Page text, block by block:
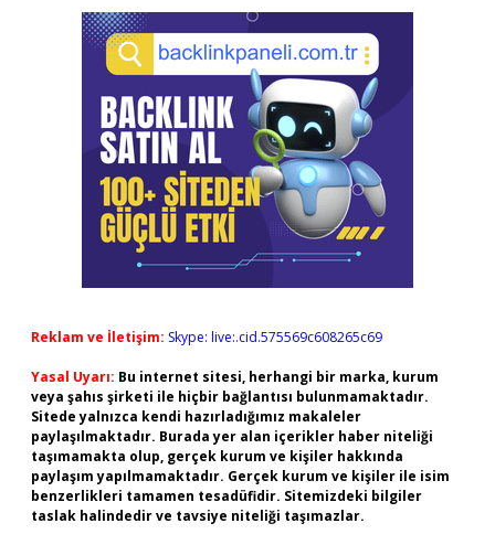
Reklam ve İletişim: Skype: live:.cid.575569c608265c69
Yasal Uyarı: Bu internet sitesi, herhangi bir marka, kurum
veya şahıs şirketi ile hiçbir bağlantısı bulunmamaktadır.
Sitede yalnızca kendi hazırladığımız makaleler
paylaşılmaktadır. Burada yer alan içerikler haber niteliği
taşımamakta olup, gerçek kurum ve kişiler hakkında
paylaşım yapılmamaktadır. Gerçek kurum ve kişiler ile isim
benzerlikleri tamamen tesadüfidir. Sitemizdeki bilgiler
taslak halindedir ve tavsiye niteliği taşımazlar.